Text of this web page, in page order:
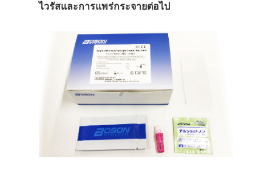
ไวรัสและการแพร่กระจายต่อไป